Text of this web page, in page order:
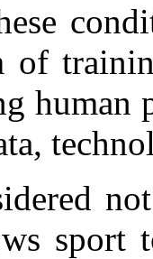
of
human
sport